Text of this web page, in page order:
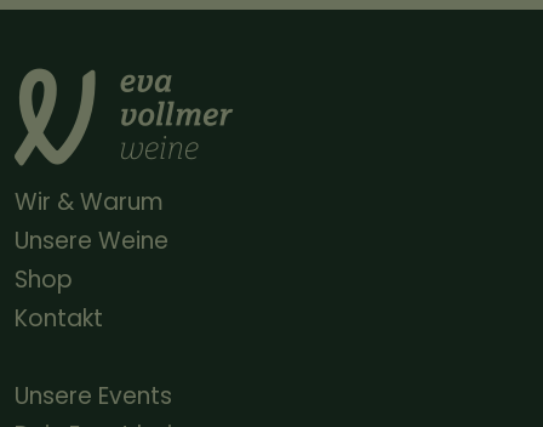
Wir & Warum
Unsere Weine
Shop
Kontakt
Unsere Events